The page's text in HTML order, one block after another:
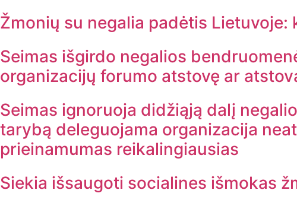
Žmonių su negalia padėtis
Seimas išgirdo negalios
organizacijų forumo atstovę ar
Seimas ignoruoja didžiąją dalį
tarybą deleguojama organizacija
prieinamumas reikalingiausias
Siekia išsaugoti socialines išmokas